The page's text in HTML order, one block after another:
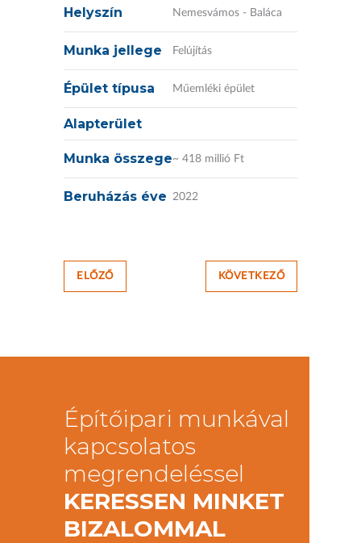
Helyszín Nemesvámos - Baláca
Munka jellege Felújítás
Épület típusa Műemléki épület
Alapterület
Munka összege~ 418 millió Ft
Beruházás éve 2022
ELŐZŐ KÖVETKEZŐ
Építőipari munkával
kapcsolatos
megrendeléssel
KERESSEN MINKET
BIZALOMMAL